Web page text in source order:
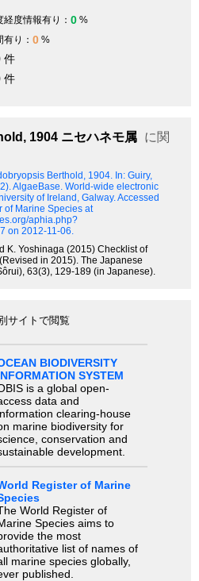
経度情報有り： 0 %
有り： 0 %
件
件
1904 ニセハネモ属 に関
Berthold, 1904. In: Guiry,
AlgaeBase. World-wide electronic
of Ireland, Galway. Accessed
of Marine Species at
aphia.php?
on 2012-11-06.
K. Yoshinaga (2015) Checklist of
in 2015). The Japanese
63(3), 129-189 (in Japanese).
サイトで閲覧
BIODIVERSITY
SYSTEM
is a global open-
data and
clearing-house
marine biodiversity for
conservation and
development.
Register of Marine
World Register of
Species aims to
the most
list of names of
marine species globally,
published.